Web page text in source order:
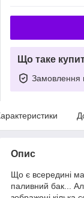
Що таке
Замовлення
Опис
Що є всередині
паливний бак...